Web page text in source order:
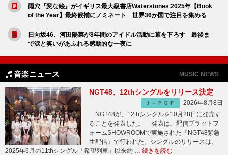
雨穴『変な絵』がイギリス最大級書店Waterstones 2025年【Book
of the Year】最終候補にノミネート 世界36か国で注目を集める
日向坂46、河田陽菜が8年間のアイドル活動に幕を下ろす 最後ま
で涙と笑いがあふれる感動的な一夜に
音楽ニュース MUSIC NEWS
NGT48、12thシングルをリリース決定
Ｊ－ＰＯＰ
2026年8月8日
NGT48が、12thシングルを10月28日に発売す
ることを発表した。 発表は、配信プラットフ
ォームSHOWROOMで実施された『NGT48緊急
生配信』で行われた。シングルのリリースは、
2025年6月の11thシングル「希望列車」以来約 … 続きを読む